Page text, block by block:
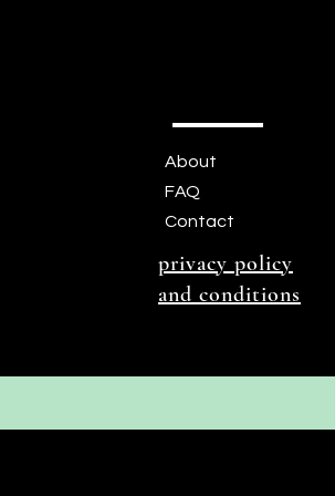
About
FAQ
Contact
privacy policy
and conditions